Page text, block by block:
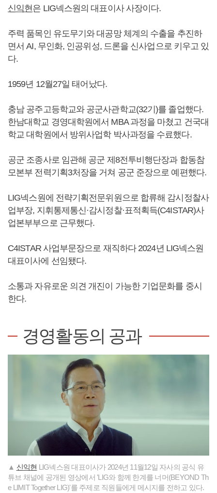
신익현은 LIG넥스원의 대표이사 사장이다.
주력 품목인 유도무기와 대공망 체계의 수출을 추진하
면서 AI, 무인화, 인공위성, 드론을 신사업으로 키우고 있
다.
1959년 12월27일 태어났다.
충남 공주고등학교와 공군사관학교(32기)를 졸업했다.
한남대학교 경영대학원에서 MBA 과정을 마쳤고 건국대
학교 대학원에서 방위사업학 박사과정을 수료했다.
공군 조종사로 임관해 공군 제8전투비행단장과 합동참
모본부 전력기획3처장을 거쳐 공군 준장으로 예편했다.
LIG넥스원에 전략기획전문위원으로 합류해 감시정찰사
업부장, 지휘통제통신·감시정찰·표적획득(C4ISTAR)사
업본부부으로 근무했다.
C4ISTAR 사업부문장으로 재직하다 2024년 LIG넥스원
대표이사에 선임됐다.
소통과 자유로운 의견 개진이 가능한 기업문화를 중시
한다.
경영활동의 공과
▲ 신익현 LIG넥스원 대표이사가 2024년 11월12일 자사의 공식 유
튜브 채널에 공개된 영상에서 'LIG와 함께 한계를 너머(BEYOND Th
e LIMIT Together LIG)'를 주제로 직원들에게 메시지를 전하고 있다.